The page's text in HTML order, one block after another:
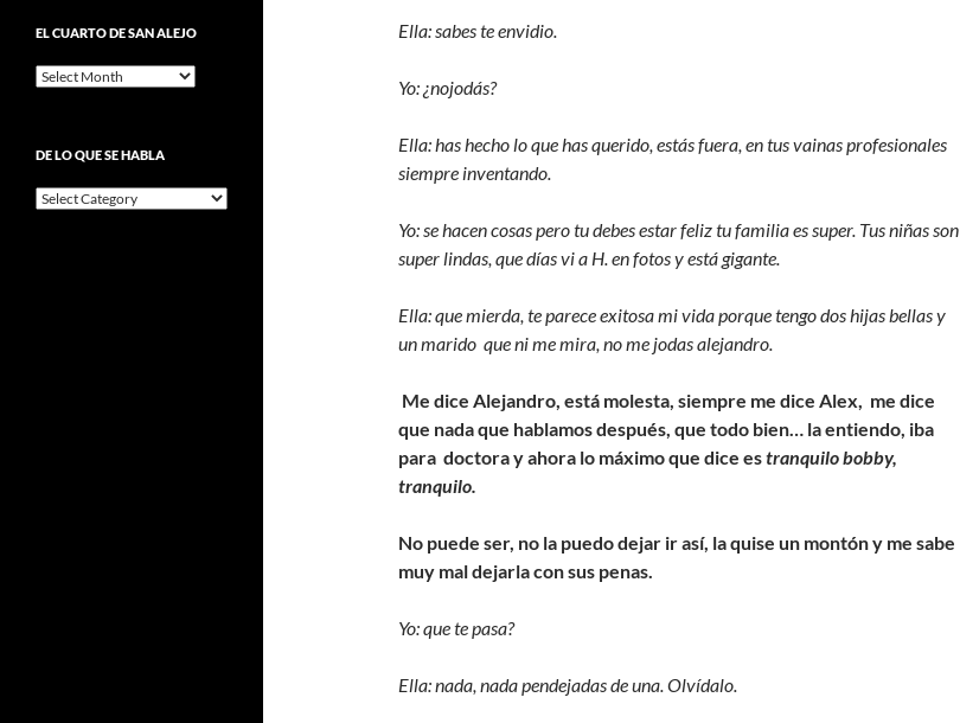
Ella: sabes te envidio.
Yo: ¿nojodás?
Ella: has hecho lo que has querido, estás fuera, en tus vainas profesionales
siempre inventando.
Yo: se hacen cosas pero tu debes estar feliz tu familia es super. Tus niñas son
super lindas, que días vi a H. en fotos y está gigante.
Ella: que mierda, te parece exitosa mi vida porque tengo dos hijas bellas y
un marido que ni me mira, no me jodas alejandro.
Me dice Alejandro, está molesta, siempre me dice Alex, me dice
que nada que hablamos después, que todo bien… la entiendo, iba
para doctora y ahora lo máximo que dice estranquilo bobby,
tranquilo.
No puede ser, no la puedo dejar ir así, la quise un montón y me sabe
muy mal dejarla con sus penas.
Yo: que te pasa?
Ella: nada, nada pendejadas de una. Olvídalo.
EL CUARTO DE SAN ALEJO
El
Alejo
DE LO QUE SE HABLA
De